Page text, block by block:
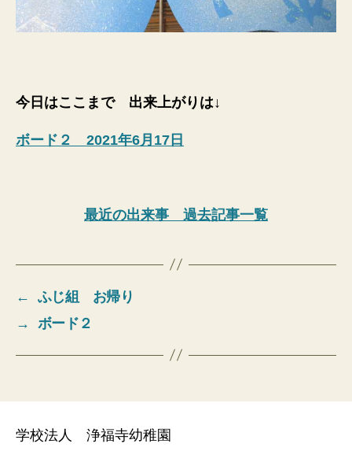
今日はここまで 出来上がりは↓
ボード２ 2021年6月17日
最近の出来事 過去記事一覧
←
ふじ組 お帰り
→
ボード２
学校法人 浄福寺幼稚園